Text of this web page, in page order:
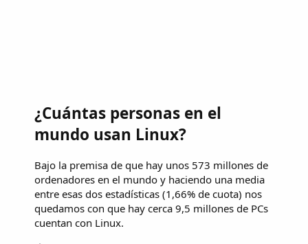
¿Cuántas personas en el
mundo usan Linux?
Bajo la premisa de que hay unos 573 millones de
ordenadores en el mundo y haciendo una media
entre esas dos estadísticas (1,66% de cuota) nos
quedamos con que hay cerca 9,5 millones de PCs
cuentan con Linux.